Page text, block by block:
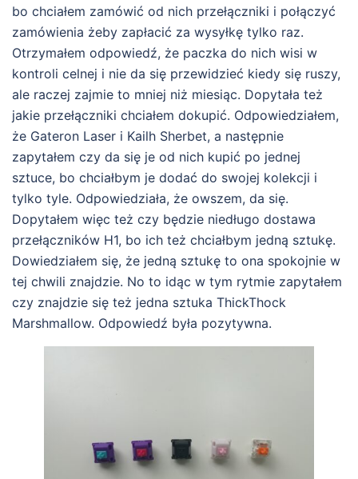
bo chciałem zamówić od nich przełączniki i połączyć
zamówienia żeby zapłacić za wysyłkę tylko raz.
Otrzymałem odpowiedź, że paczka do nich wisi w
kontroli celnej i nie da się przewidzieć kiedy się ruszy,
ale raczej zajmie to mniej niż miesiąc. Dopytała też
jakie przełączniki chciałem dokupić. Odpowiedziałem,
że Gateron Laser i Kailh Sherbet, a następnie
zapytałem czy da się je od nich kupić po jednej
sztuce, bo chciałbym je dodać do swojej kolekcji i
tylko tyle. Odpowiedziała, że owszem, da się.
Dopytałem więc też czy będzie niedługo dostawa
przełączników H1, bo ich też chciałbym jedną sztukę.
Dowiedziałem się, że jedną sztukę to ona spokojnie w
tej chwili znajdzie. No to idąc w tym rytmie zapytałem
czy znajdzie się też jedna sztuka ThickThock
Marshmallow. Odpowiedź była pozytywna.